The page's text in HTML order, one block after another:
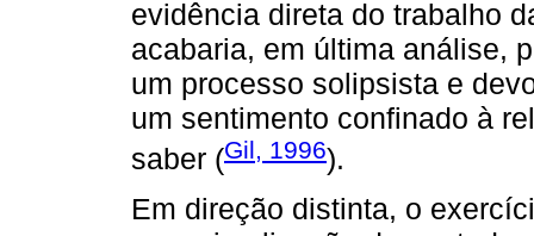
evidência direta do trabalho
acabaria, em última análise,
um processo solipsista e
um sentimento confinado à
saber (Gil, 1996).
Em direção distinta, o